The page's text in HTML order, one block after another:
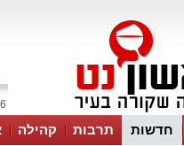
06
חדשות תרבות קהילה